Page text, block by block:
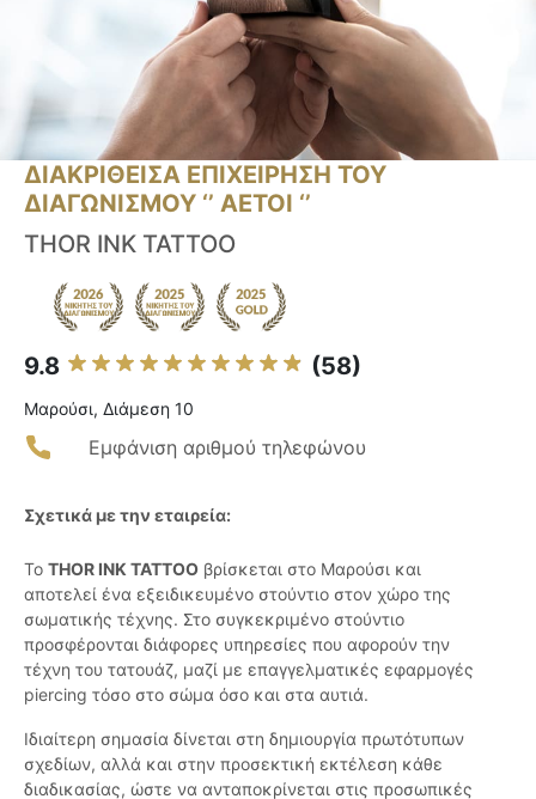
ΔΙΑΚΡΙΘΕΙΣΑ ΕΠΙΧΕΙΡΗΣΗ ΤΟΥ
ΔΙΑΓΩΝΙΣΜΟΥ ‘’ ΑΕΤΟΙ ‘’
THOR INK TATTOO
9.8 (58)
Μαρούσι, Διάμεση 10
Εμφάνιση αριθμού τηλεφώνου
Σχετικά με την εταιρεία:
Το THOR INK TATTOO βρίσκεται στο Μαρούσι και
αποτελεί ένα εξειδικευμένο στούντιο στον χώρο της
σωματικής τέχνης. Στο συγκεκριμένο στούντιο
προσφέρονται διάφορες υπηρεσίες που αφορούν την
τέχνη του τατουάζ, μαζί με επαγγελματικές εφαρμογές
piercing τόσο στο σώμα όσο και στα αυτιά.
Ιδιαίτερη σημασία δίνεται στη δημιουργία πρωτότυπων
σχεδίων, αλλά και στην προσεκτική εκτέλεση κάθε
διαδικασίας, ώστε να ανταποκρίνεται στις προσωπικές